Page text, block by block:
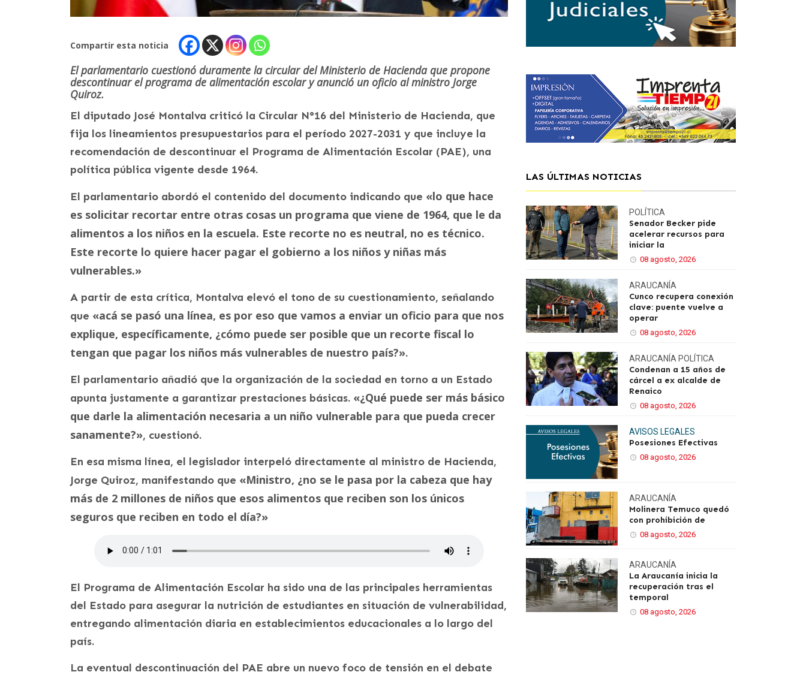
Compartir esta noticia
El parlamentario cuestionó duramente la circular del Ministerio de Hacienda que propone
descontinuar el programa de alimentación escolar y anunció un oficio al ministro Jorge
Quiroz.
El diputado José Montalva criticó la Circular N°16 del Ministerio de Hacienda, que
fija los lineamientos presupuestarios para el período 2027-2031 y que incluye la
recomendación de descontinuar el Programa de Alimentación Escolar (PAE), una
política pública vigente desde 1964.
El parlamentario abordó el contenido del documento indicando que «lo que hace
es solicitar recortar entre otras cosas un programa que viene de 1964, que le da
alimentos a los niños en la escuela. Este recorte no es neutral, no es técnico.
Este recorte lo quiere hacer pagar el gobierno a los niños y niñas más
vulnerables.»
A partir de esta crítica, Montalva elevó el tono de su cuestionamiento, señalando
que «acá se pasó una línea, es por eso que vamos a enviar un oficio para que nos
explique, específicamente, ¿cómo puede ser posible que un recorte fiscal lo
tengan que pagar los niños más vulnerables de nuestro país?».
El parlamentario añadió que la organización de la sociedad en torno a un Estado
apunta justamente a garantizar prestaciones básicas. «¿Qué puede ser más básico
que darle la alimentación necesaria a un niño vulnerable para que pueda crecer
sanamente?», cuestionó.
En esa misma línea, el legislador interpeló directamente al ministro de Hacienda,
Jorge Quiroz, manifestando que «Ministro, ¿no se le pasa por la cabeza que hay
más de 2 millones de niños que esos alimentos que reciben son los únicos
seguros que reciben en todo el día?»
El Programa de Alimentación Escolar ha sido una de las principales herramientas
del Estado para asegurar la nutrición de estudiantes en situación de vulnerabilidad,
entregando alimentación diaria en establecimientos educacionales a lo largo del
país.
La eventual descontinuación del PAE abre un nuevo foco de tensión en el debate
LAS ÚLTIMAS NOTICIAS
POLÍTICA
Senador Becker pide
acelerar recursos para
iniciar la
08 agosto, 2026
ARAUCANÍA
Cunco recupera conexión
clave: puente vuelve a
operar
08 agosto, 2026
ARAUCANÍA POLÍTICA
Condenan a 15 años de
cárcel a ex alcalde de
Renaico
08 agosto, 2026
AVISOS LEGALES
Posesiones Efectivas
08 agosto, 2026
ARAUCANÍA
Molinera Temuco quedó
con prohibición de
08 agosto, 2026
ARAUCANÍA
La Araucanía inicia la
recuperación tras el
temporal
08 agosto, 2026